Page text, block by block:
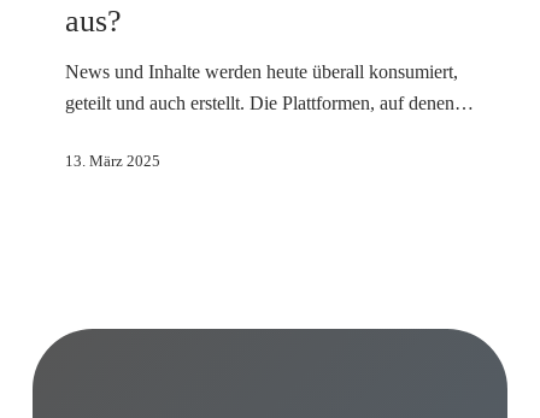
Prozess
Newsmind
Stories
aus?
News und Inhalte werden heute überall konsumiert,
geteilt und auch erstellt. Die Plattformen, auf denen…
13. März 2025